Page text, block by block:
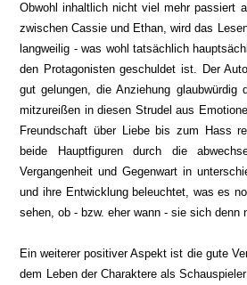
Obwohl inhaltlich nicht viel mehr passiert
zwischen Cassie und Ethan, wird das
langweilig - was wohl tatsächlich
den Protagonisten geschuldet ist. Der
gut gelungen, die Anziehung glaubwürdig
mitzureißen in diesen Strudel aus
Freundschaft über Liebe bis zum Hass
beide Hauptfiguren durch die
Vergangenheit und Gegenwart in
und ihre Entwicklung beleuchtet, was es
sehen, ob - bzw. eher wann - sie sich denn
Ein weiterer positiver Aspekt ist die gute
dem Leben der Charaktere als